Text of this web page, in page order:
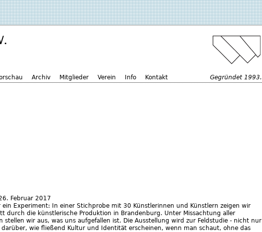
Archiv Mitglieder Verein Info Kontakt Gegründet 1993.
Februar 2017
ein Experiment: In einer Stichprobe mit 30 Künstlerinnen und Künstlern zeigen wir
durch die künstlerische Produktion in Brandenburg. Unter Missachtung aller
stellen wir aus, was uns aufgefallen ist. Die Ausstellung wird zur Feldstudie - nicht nur
wie fließend Kultur und Identität erscheinen, wenn man schaut, ohne das